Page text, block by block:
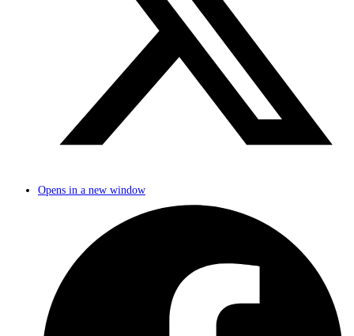
Opens in a new window